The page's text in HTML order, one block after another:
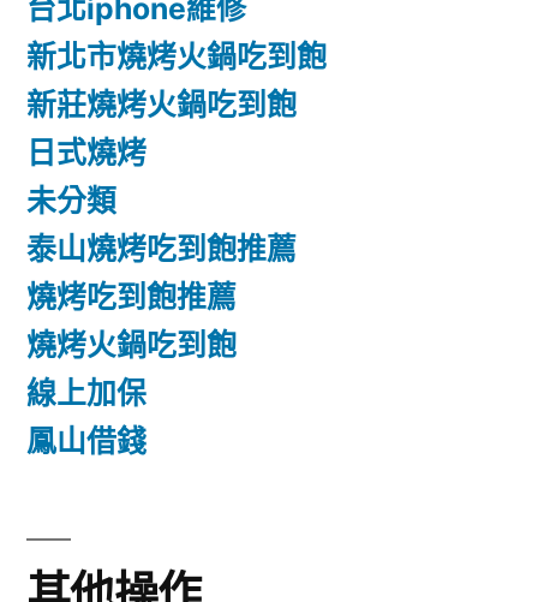
台北iphone維修
新北市燒烤火鍋吃到飽
新莊燒烤火鍋吃到飽
日式燒烤
未分類
泰山燒烤吃到飽推薦
燒烤吃到飽推薦
燒烤火鍋吃到飽
線上加保
鳳山借錢